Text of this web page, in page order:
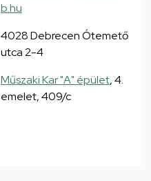
b.hu
4028 Debrecen Ótemető
utca 2-4
Műszaki Kar "A" épület, 4.
emelet, 409/c